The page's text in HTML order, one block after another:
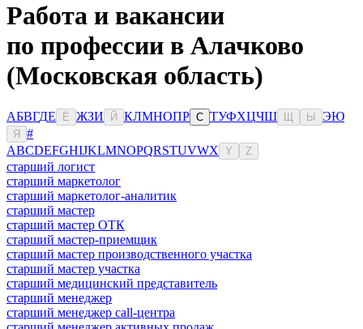
Работа и вакансии
по профессии в Алачково
(Московская область)
АБВГДЕ Ё ЖЗИ Й КЛМНОПР С ТУФХЦЧШ Ы ЭЮ
Я
#
ABCDEFGHIJKLMNOPQRSTUVWX Y Z
старший логист
старший маркетолог
старший маркетолог-аналитик
старший мастер
старший мастер ОТК
старший мастер-приемщик
старший мастер производственного участка
старший мастер участка
старший медицинский представитель
старший менеджер
старший менеджер call-центра